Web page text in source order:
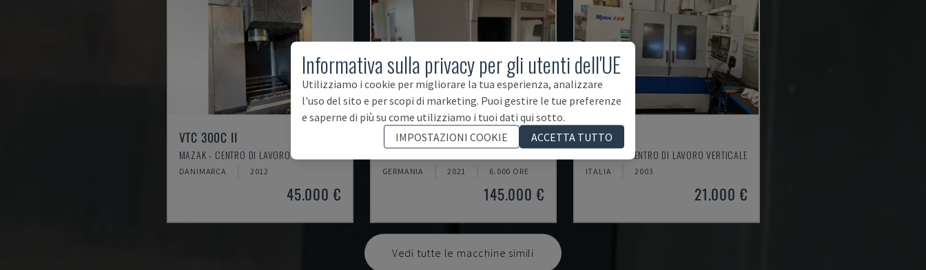
VTC 300C II
MAZAK - CENTRO DI LAVORO VERTICALE
DANIMARCA 2012
45.000 €
U5-1530
GERMANIA 2021 6.000 ORE
145.000 €
MYNX 550
DAEWOO - CENTRO DI LAVORO VERTICALE
ITALIA 2003
21.000 €
Vedi tutte le macchine simili
Informativa sulla privacy per gli utenti dell'UE
Utilizziamo i cookie per migliorare la tua esperienza, analizzare
l'uso del sito e per scopi di marketing. Puoi gestire le tue preferenze
e saperne di più su come utilizziamo i tuoi dati qui sotto.
IMPOSTAZIONI COOKIE
ACCETTA TUTTO